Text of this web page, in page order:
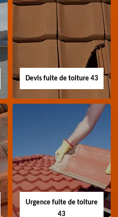
Devis pose de
gouttière 43
Devis pose de gouttière
43 Haute-Loire
Devis fuite de toiture 43
Devis fuite de
toiture 43
Devis fuite de toiture 43
Haute-Loire
Urgence fuite de toiture
43